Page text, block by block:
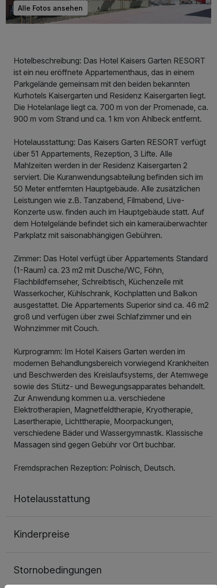
Alle Fotos ansehen
Hotelbeschreibung: Das Hotel Kaisers Garten RESORT
ist ein neu eröffnete Appartementhaus, das in einem
Parkgelände gemeinsam mit den beiden bekannten
Kurhotels Kaisergarten und Residenz Kaisergarten liegt.
Die Hotelanlage liegt ca. 700 m von der Promenade, ca.
900 m vom Strand und ca. 1 km von Ahlbeck entfernt.
Hotelausstattung: Das Kaisers Garten RESORT verfügt
über 51 Appartements, Rezeption, 3 Lifte. Alle
Mahlzeiten werden in der Residenz Kaisergarten 2
serviert. Die Kuranwendungsabteilung befinden sich im
50 Meter entfernten Hauptgebäude. Alle zusätzlichen
Leistungen wie z.B. Tanzabend, Filmabend, Live-
Konzerte usw. finden auch im Hauptgebäude statt. Auf
dem Hotelgelände befindet sich ein kameraüberwachter
Parkplatz mit saisonabhängigen Gebühren.
Zimmer: Das Hotel verfügt über Appartements Standard
(1-Raum) ca. 23 m2 mit Dusche/WC, Föhn,
Flachbildfernseher, Schreibtisch, Küchenzeile mit
Wasserkocher, Kühlschrank, Kochplatten und Balkon
ausgestattet. Die Appartements Superior sind ca. 46 m2
groß und verfügen über zwei Schlafzimmer und ein
Wohnzimmer mit Couch.
Kurprogramm: Im Hotel Kaisers Garten werden im
modernen Behandlungsbereich vorwiegend Krankheiten
und Beschwerden des Kreislaufsystems, der Atemwege
sowie des Stütz- und Bewegungsapparates behandelt.
Zur Anwendung kommen u.a. verschiedene
Elektrotherapien, Magnetfeldtherapie, Kryotherapie,
Lasertherapie, Lichttherapie, Moorpackungen,
verschiedene Bäder und Wassergymnastik. Klassische
Massagen sind gegen Gebühr vor Ort buchbar.
Fremdsprachen Rezeption: Polnisch, Deutsch.
Hotelausstattung
Kinderpreise
Stornobedingungen